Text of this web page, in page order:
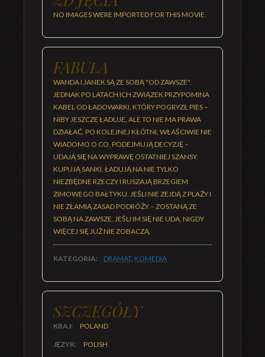
NO IMAGES WERE IMPORTED FOR THIS MOVIE.
FABUŁA
WANDA I JANEK SĄ ZE SOBĄ "OD ZAWSZE".
JEDNAK PO LATACH ICH ZWIĄZEK PRZYPOMINA
KABEL OD ŁADOWARKI, KTÓRY POGRYZŁ PIES –
NIBY JESZCZE ŁADUJE, ALE TO NIE MA PRAWA
DZIAŁAĆ. PO KOLEJNEJ KŁÓTNI, WŁAŚCIWIE NIE
WIADOMO O CO, PODEJMUJĄ DECYZJĘ –
UDAJĄ SIĘ NA WYPRAWĘ OSTATNIEJ SZANSY.
KUPUJĄ SANKI, ŁADUJĄ NA NIE TYLKO
NIEZBĘDNE RZECZY I RUSZAJĄ BRZEGIEM
ZIMOWEGO BAŁTYKU. JEŚLI NIE ZEJDĄ Z PLAŻY I
NIE ZŁAMIĄ ZASAD PODRÓŻY – ZOSTANĄ ZE
SOBĄ NA ZAWSZE. JEŚLI IM SIĘ NIE UDA, NIGDY
WIĘCEJ SIĘ JUŻ NIE ZOBACZĄ.
KATEGORIA: DRAMAT, KOMEDIA
SZCZEGÓŁY
KRAJ: POLAND
JĘZYK: POLISH